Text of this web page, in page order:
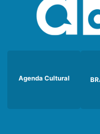
Agenda Cultural